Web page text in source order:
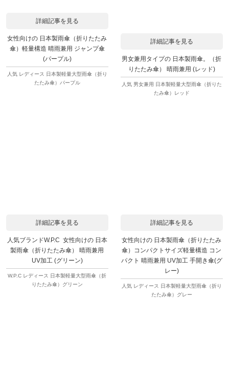
詳細記事を見る
女性向けの 日本製雨傘（折りたたみ
傘）軽量構造 晴雨兼用 ジャンプ傘
(パープル)
人気 レディース 日本製軽量大型雨傘（折り
たたみ傘）パープル
詳細記事を見る
男女兼用タイプの 日本製雨傘。（折
りたたみ傘） 晴雨兼用 (レッド)
人気 男女兼用 日本製軽量大型雨傘（折りた
たみ傘）レッド
詳細記事を見る
人気ブランドW.P.C 女性向けの 日本
製雨傘（折りたたみ傘） 晴雨兼用
UV加工 (グリーン)
W.P.C レディース 日本製軽量大型雨傘（折
りたたみ傘）グリーン
詳細記事を見る
女性向けの 日本製雨傘（折りたたみ
傘）コンパクトサイズ軽量構造 コン
パクト 晴雨兼用 UV加工 手開き傘(グ
レー)
人気 レディース 日本製軽量大型雨傘（折り
たたみ傘）グレー